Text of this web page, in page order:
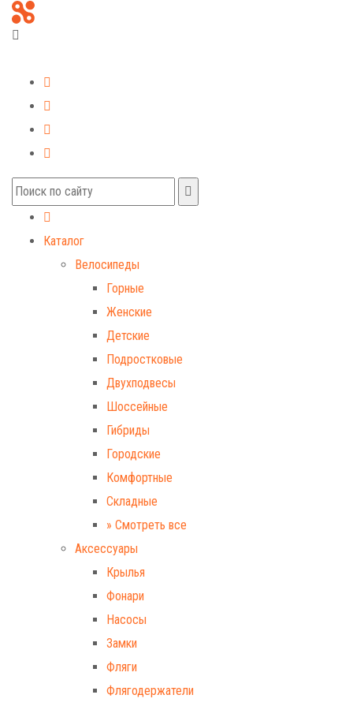
Каталог
Велосипеды
Горные
Женские
Детские
Подростковые
Двухподвесы
Шоссейные
Гибриды
Городские
Комфортные
Складные
» Смотреть все
Аксессуары
Крылья
Фонари
Насосы
Замки
Фляги
Флягодержатели